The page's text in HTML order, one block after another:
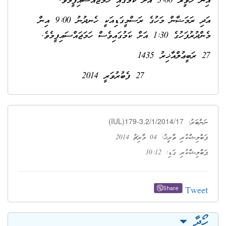
އަދި ރަމަޟާން މަހުގެ ރަސްމީގަޑިއަކީ ހެނދުނު 9:00 އިން
މެންދުރުފަހުގެ 1:30 އަށް ކަމުގައިވެސް ހަމަޖައްސައިފީމެވެ.
27 ރަބީޢުލްއާޚިރު 1435
27 ފެބުރުވަރީ 2014
ނަންބަރު: (IUL)179-3.2/1/2014/17
ޕަބްލިޝްކުރި ތާރީޚު: 04 މާރިޗު 2014
ޕަބްލިޝްކުރި ގަޑި: 10:12
Tweet
Share